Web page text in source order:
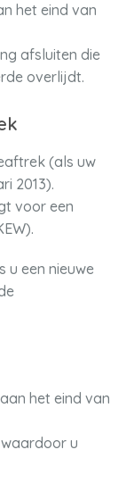
het eind van
afsluiten die
overlijdt.
(als uw
2013).
voor een
u een nieuwe
het eind van
u